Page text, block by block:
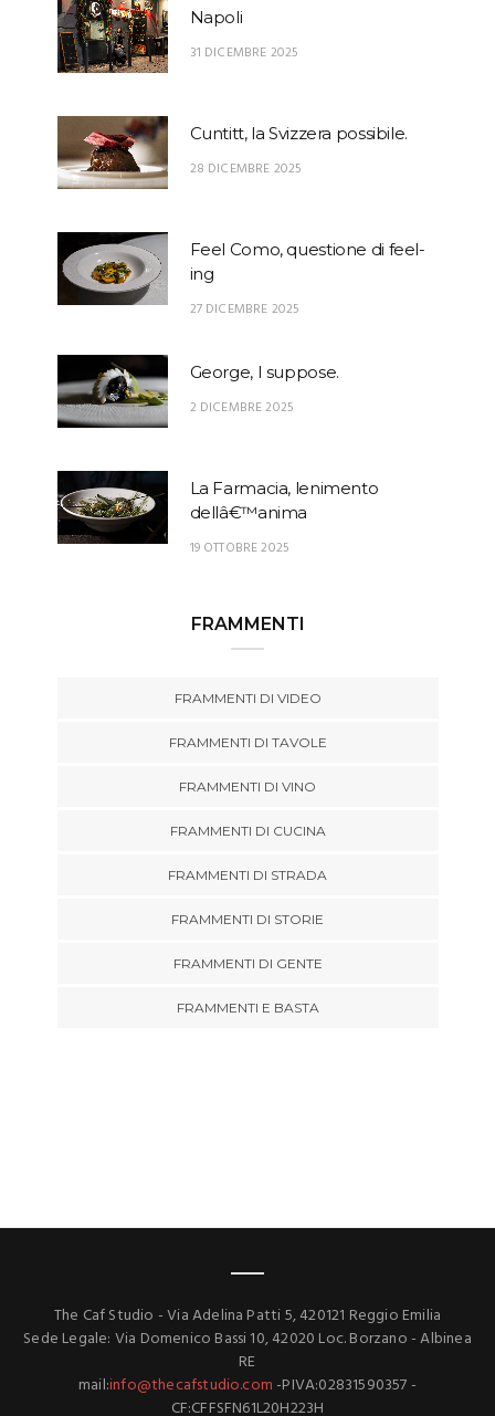
Napoli
31 DICEMBRE 2025
Cuntitt, la Svizzera possibile.
28 DICEMBRE 2025
Feel Como, questione di feel-
ing
27 DICEMBRE 2025
George, I suppose.
2 DICEMBRE 2025
La Farmacia, lenimento
dellâ€™anima
19 OTTOBRE 2025
FRAMMENTI
FRAMMENTI DI VIDEO
FRAMMENTI DI TAVOLE
FRAMMENTI DI VINO
FRAMMENTI DI CUCINA
FRAMMENTI DI STRADA
FRAMMENTI DI STORIE
FRAMMENTI DI GENTE
FRAMMENTI E BASTA
The Caf Studio - Via Adelina Patti 5, 420121 Reggio Emilia
Sede Legale: Via Domenico Bassi 10, 42020 Loc. Borzano - Albinea
RE
mail:info@thecafstudio.com-PIVA:02831590357 -
CF:CFFSFN61L20H223H